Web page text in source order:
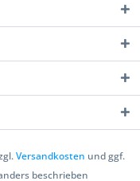
Versandkosten und ggf.
beschrieben